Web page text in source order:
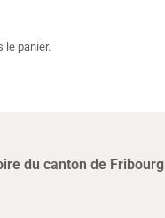
le panier.
du canton de Fribourg